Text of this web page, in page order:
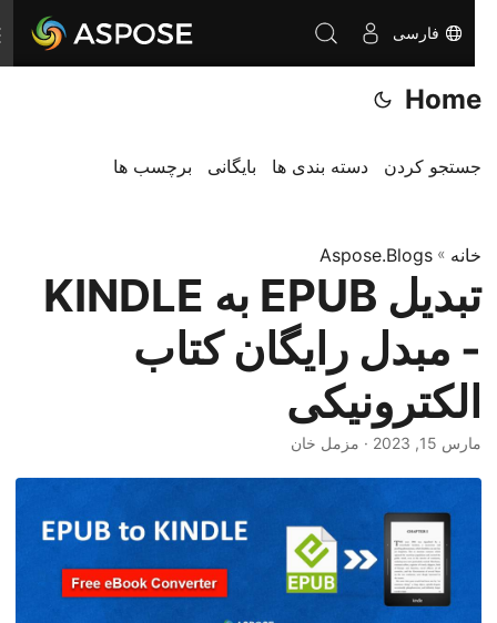
فارسی
Home
جستجو کردن دسته بندی ها بایگانی برچسب ها
خانه»
Aspose.Blogs
تبدیل EPUB به KINDLE
- مبدل رایگان کتاب
الکترونیکی
مارس 15, 2023 · مزمل خان